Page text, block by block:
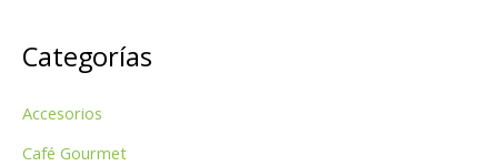
c
r
p
Categorías
Accesorios
Café Gourmet